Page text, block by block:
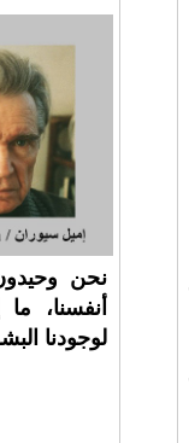
نحن
أنفسنا،
لوجودنا